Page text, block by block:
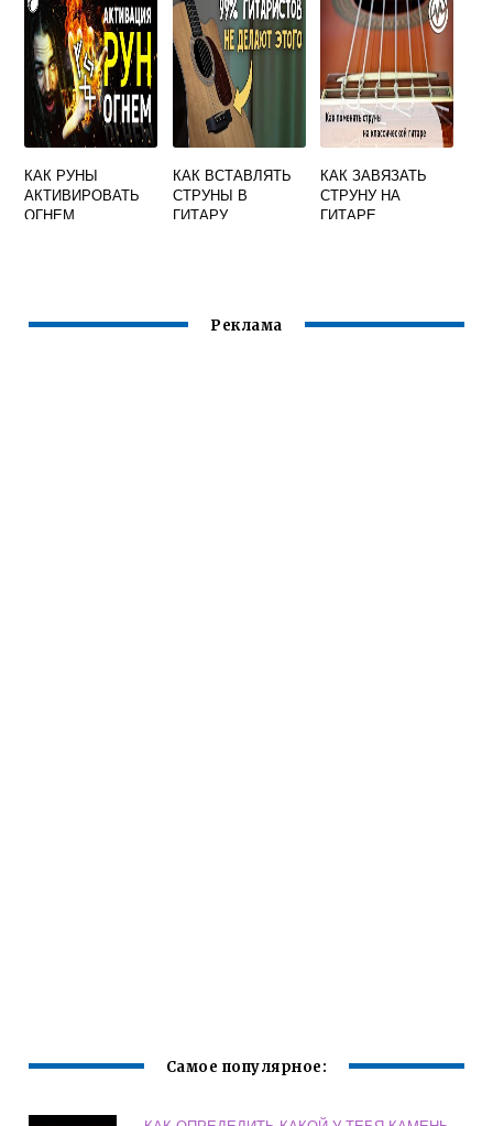
КАК РУНЫ
АКТИВИРОВАТЬ
ОГНЕМ
КАК ВСТАВЛЯТЬ
СТРУНЫ В
ГИТАРУ
КАК ЗАВЯЗАТЬ
СТРУНУ НА
ГИТАРЕ
Реклама
Самое популярное: